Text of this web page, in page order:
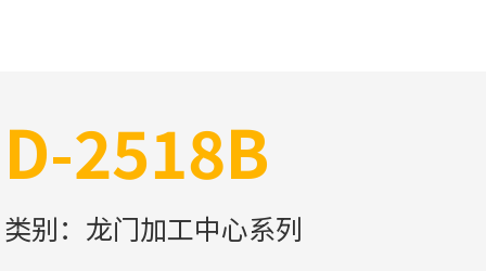
D-2518B
类别：龙门加工中心系列